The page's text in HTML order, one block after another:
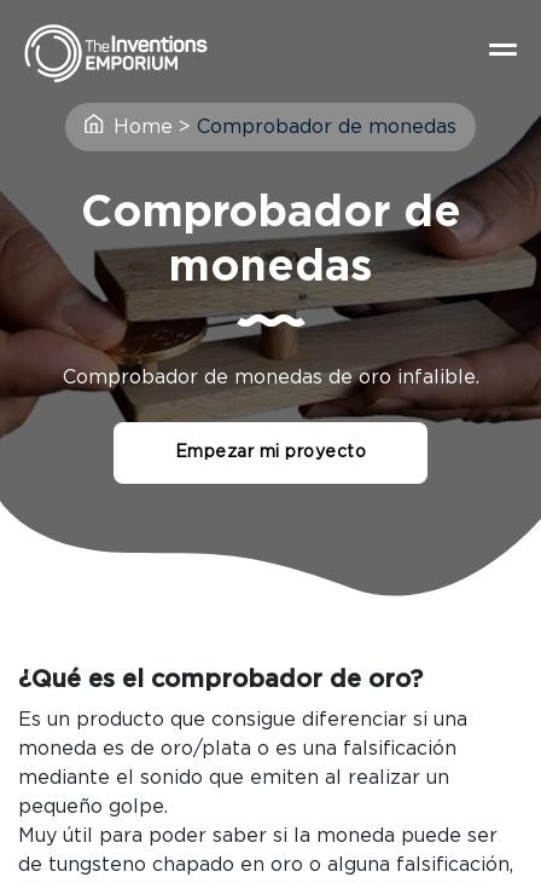
Home > Comprobador de monedas
Comprobador de
monedas
Comprobador de monedas de oro infalible.
Empezar mi proyecto
¿Qué es el comprobador de oro?
Es un producto que consigue diferenciar si una
moneda es de oro/plata o es una falsificación
mediante el sonido que emiten al realizar un
pequeño golpe.
Muy útil para poder saber si la moneda puede ser
de tungsteno chapado en oro o alguna falsificación,